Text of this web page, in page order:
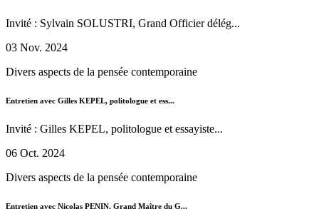
Invité : Sylvain SOLUSTRI, Grand Officier délég...
03 Nov. 2024
Divers aspects de la pensée contemporaine
Entretien avec Gilles KEPEL, politologue et ess...
Invité : Gilles KEPEL, politologue et essayiste...
06 Oct. 2024
Divers aspects de la pensée contemporaine
Entretien avec Nicolas PENIN, Grand Maître du G...